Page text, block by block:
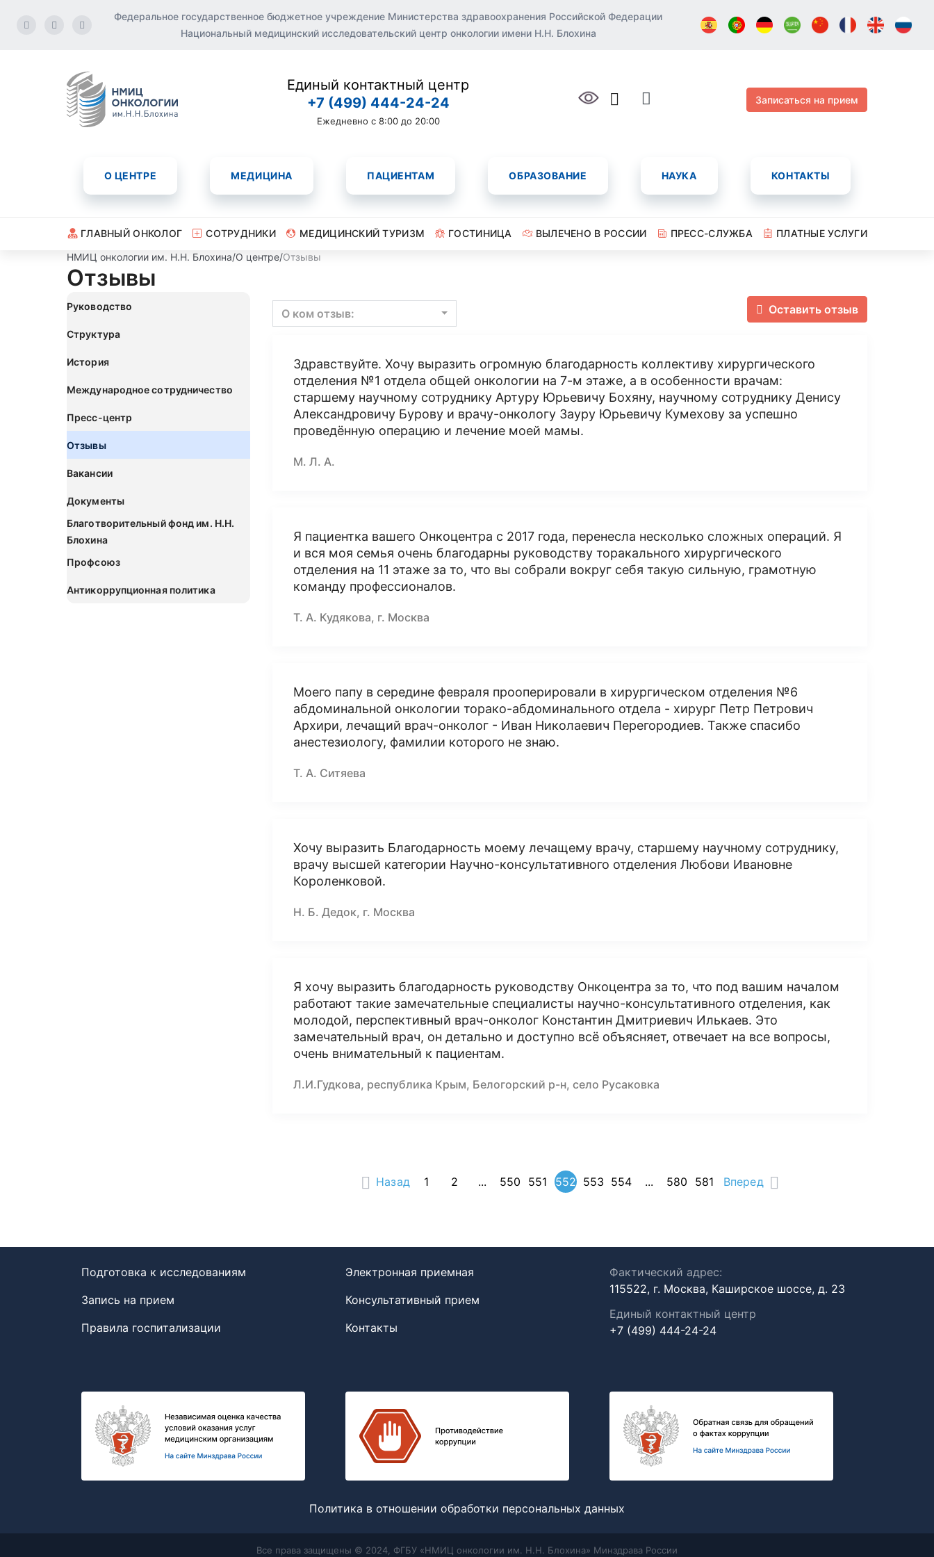
Федеральное государственное бюджетное учреждение Министерства здравоохранения Российской Федерации
Национальный медицинский исследовательский центр онкологии имени Н.Н. Блохина
Единый контактный центр
+7 (499) 444-24-24
Ежедневно с 8:00 до 20:00
Записаться на прием
О ЦЕНТРЕ МЕДИЦИНА ПАЦИЕНТАМ ОБРАЗОВАНИЕ НАУКА КОНТАКТЫ
ГЛАВНЫЙ ОНКОЛОГ СОТРУДНИКИ МЕДИЦИНСКИЙ ТУРИЗМ ГОСТИНИЦА ВЫЛЕЧЕНО В РОССИИ ПРЕСС-СЛУЖБА
ПЛАТНЫЕ УСЛУГИ
НМИЦ онкологии им. Н.Н. Блохина/О центре/Отзывы
Отзывы
Руководство
Структура
История
Международное сотрудничество
Пресс-центр
Отзывы
Вакансии
Документы
Благотворительный фонд им. Н.Н.
Блохина
Профсоюз
Антикоррупционная политика
Оставить отзыв
О ком отзыв:
Здравствуйте. Хочу выразить огромную благодарность коллективу хирургического
отделения №1 отдела общей онкологии на 7-м этаже, а в особенности врачам:
старшему научному сотруднику Артуру Юрьевичу Бохяну, научному сотруднику Денису
Александровичу Бурову и врачу-онкологу Зауру Юрьевичу Кумехову за успешно
проведённую операцию и лечение моей мамы.
М. Л. А.
Я пациентка вашего Онкоцентра с 2017 года, перенесла несколько сложных операций. Я
и вся моя семья очень благодарны руководству торакального хирургического
отделения на 11 этаже за то, что вы собрали вокруг себя такую сильную, грамотную
команду профессионалов.
Т. А. Кудякова, г. Москва
Моего папу в середине февраля прооперировали в хирургическом отделения №6
абдоминальной онкологии торако-абдоминального отдела - хирург Петр Петрович
Архири, лечащий врач-онколог - Иван Николаевич Перегородиев. Также спасибо
анестезиологу, фамилии которого не знаю.
Т. А. Ситяева
Хочу выразить Благодарность моему лечащему врачу, старшему научному сотруднику,
врачу высшей категории Научно-консультативного отделения Любови Ивановне
Короленковой.
Н. Б. Дедок, г. Москва
Я хочу выразить благодарность руководству Онкоцентра за то, что под вашим началом
работают такие замечательные специалисты научно-консультативного отделения, как
молодой, перспективный врач-онколог Константин Дмитриевич Илькаев. Это
замечательный врач, он детально и доступно всё объясняет, отвечает на все вопросы,
очень внимательный к пациентам.
Л.И.Гудкова, республика Крым, Белогорский р-н, село Русаковка
Назад 1 2 ... 550 551 552 553 554 ... 580 581 Вперед
Подготовка к исследованиям
Запись на прием
Правила госпитализации
Электронная приемная
Консультативный прием
Контакты
Фактический адрес:
115522, г. Москва, Каширское шоссе, д. 23
Единый контактный центр
+7 (499) 444-24-24
Политика в отношении обработки персональных данных
Все права защищены © 2024, ФГБУ «НМИЦ онкологии им. Н.Н. Блохина» Минздрава России